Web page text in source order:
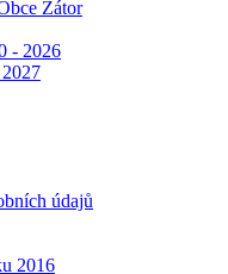
Zátor
- 2026
údajů
2016